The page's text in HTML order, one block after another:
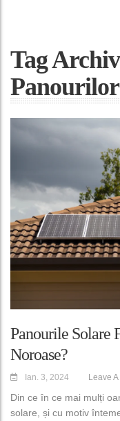
Tag
Panourile Solare
Noroase?
Ian. 3, 2024 Leave
Din ce în ce mai mulți
solare, și cu motiv